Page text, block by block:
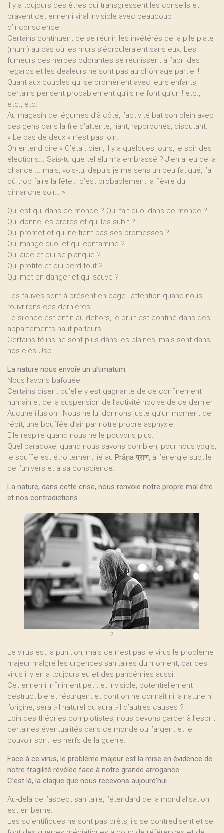
Il y a toujours des êtres qui transgressent les conseils et
bravent cet ennemi viral invisible avec beaucoup
d’inconscience.
Certains continuent de se réunir, les invétérés de la pile plate
(rhum) au cas où les murs s’écrouleraient sans eux. Les
fumeurs des herbes odorantes se réunissent à l’abri des
regards et les dealeurs ne sont pas au chômage partiel !
Quant aux couples qui se promènent avec leurs enfants,
certains pensent probablement qu’ils ne font qu’un ! etc.,
etc., etc.
Au magasin de légumes d’à côté, l’activité bat son plein avec
des gens dans la file d’attente, riant, rapprochés, discutant.
« Le pas de deux » n’est pas loin.
On entend dire « C’était bien, il y a quelques jours, le soir des
élections... Sais-tu que tel élu m’a embrassé ? J’en ai eu de la
chance ... mais, vois-tu, depuis je me sens un peu fatigué, j’ai
dû trop faire la fête… c’est probablement la fièvre du
dimanche soir… »
Qui est qui dans ce monde ? Qui fait quoi dans ce monde ?
Qui donne les ordres et qui les subit ?
Qui promet et qui ne tient pas ses promesses ?
Qui mange quoi et qui contamine ?
Qui aide et qui se planque ?
Qui profite et qui perd tout ?
Qui met en danger et qui sauve ?
Les fauves sont à présent en cage…attention quand nous
rouvrirons ces dernières !
Le silence est enfin au dehors, le bruit est confiné dans des
appartements haut-parleurs.
Certains félins ne sont plus dans les plaines, mais sont dans
nos clés Usb.
La nature nous envoie un ultimatum.
Nous l’avons bafouée.
Certains disent qu’elle y est gagnante de ce confinement
humain et de la suspension de l’activité nocive de ce dernier.
Aucune illusion ! Nous ne lui donnons juste qu’un moment de
répit, une bouffée d’air par notre propre asphyxie.
Elle respire quand nous ne le pouvons plus.
Quel paradoxe, quand nous savons combien, pour nous yogis,
le souffle est étroitement lié au Prāṇa प्राण, à l’énergie subtile
de l’univers et à sa conscience.
La nature, dans cette crise, nous renvoie notre propre mal être
et nos contradictions.
2
Le virus est la punition, mais ce n’est pas le virus le problème
majeur malgré les urgences sanitaires du moment, car des
virus il y en a toujours eu et des pandémies aussi.
Cet ennemi infiniment petit et invisible, potentiellement
destructible et résurgent et dont on ne connaît ni la nature ni
l’origine, serait-il naturel ou aurait-il d’autres causes ?
Loin des théories complotistes, nous devons garder à l’esprit
certaines éventualités dans ce monde ou l’argent et le
pouvoir sont les nerfs de la guerre.
Face à ce virus, le problème majeur est la mise en évidence de
notre fragilité révélée face à notre grande arrogance.
C’est là, la claque que nous recevons aujourd’hui.
Au-delà de l’aspect sanitaire, l’étendard de la mondialisation
est en berne.
Les scientifiques ne sont pas prêts, ils se contredisent et se